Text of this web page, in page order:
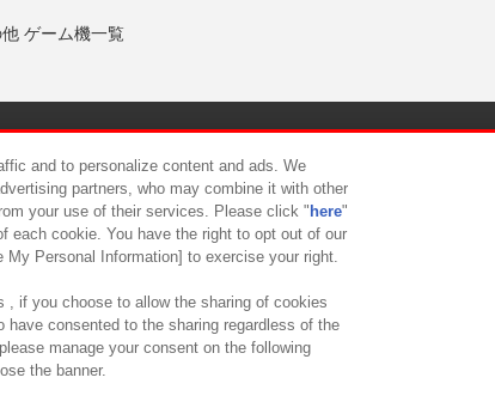
ゲーム機一覧
について カスタマーハラスメント対応方針
and to personalize content and ads. We
partners, who may combine it with other
your use of their services. Please click " here"
each cookie. You have the right to opt out of our
Personal Information] to exercise your right.
, if you choose to allow the sharing of cookies
have consented to the sharing regardless of the
manage your consent on the following
the banner.